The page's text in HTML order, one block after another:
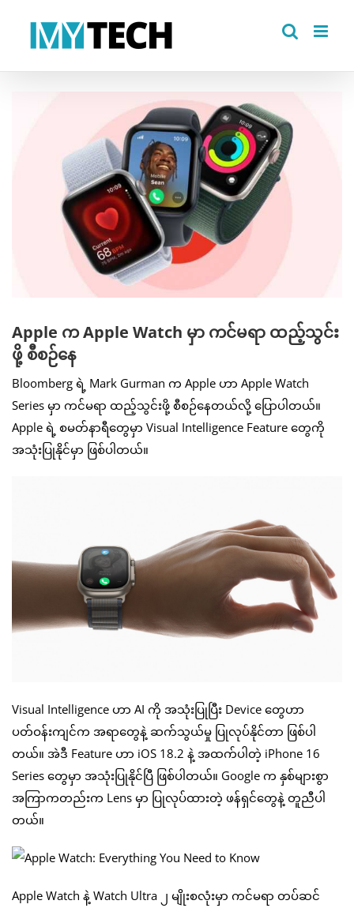
Apple က Apple Watch မှာ ကင်မရာ ထည့်သွင်း
ဖို့ စီစဉ်နေ
Bloomberg ရဲ့ Mark Gurman က Apple ဟာ Apple Watch
Series မှာ ကင်မရာ ထည့်သွင်းဖို့ စီစဉ်နေတယ်လို့ ပြောပါတယ်။
Apple ရဲ့ စမတ်နာရီတွေမှာ Visual Intelligence Feature တွေကို
အသုံးပြုနိုင်မှာ ဖြစ်ပါတယ်။
Visual Intelligence ဟာ AI ကို အသုံးပြုပြီး Device တွေဟာ
ပတ်ဝန်းကျင်က အရာတွေနဲ့ ဆက်သွယ်မှု ပြုလုပ်နိုင်တာ ဖြစ်ပါ
တယ်။ အဲဒီ Feature ဟာ iOS 18.2 နဲ့ အထက်ပါတဲ့ iPhone 16
Series တွေမှာ အသုံးပြုနိုင်ပြီ ဖြစ်ပါတယ်။ Google က နှစ်များစွာ
အကြာကတည်းက Lens မှာ ပြုလုပ်ထားတဲ့ ဖန်ရှင်တွေနဲ့ တူညီပါ
တယ်။
Apple Watch နဲ့ Watch Ultra ၂ မျိုးစလုံးမှာ ကင်မရာ တပ်ဆင်